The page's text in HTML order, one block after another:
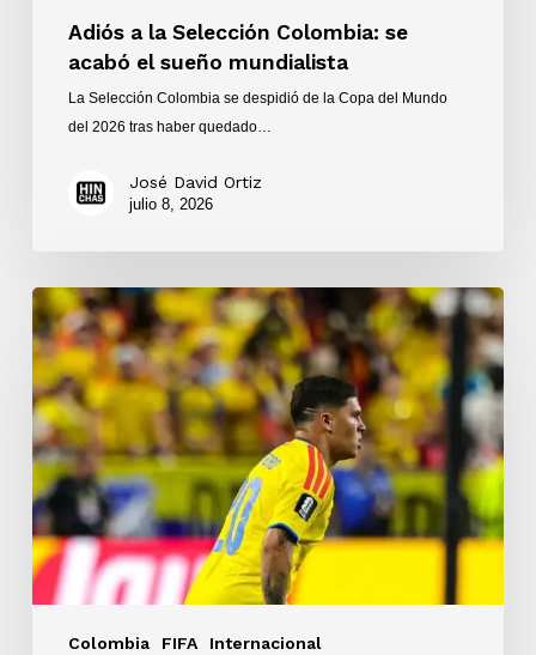
Adiós a la Selección Colombia: se
acabó el sueño mundialista
La Selección Colombia se despidió de la Copa del Mundo
del 2026 tras haber quedado…
José David Ortiz
julio 8, 2026
Colombia FIFA Internacional
Victoria
1-
0
de
la
Selección
Colombia
ante
la
Selección
de